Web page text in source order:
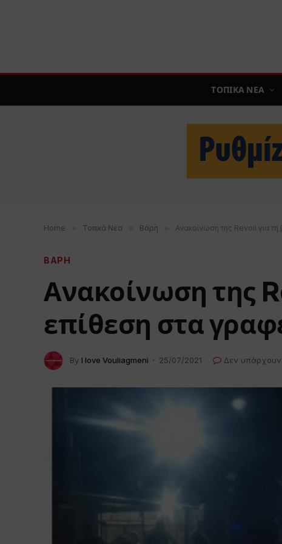
ΤΟΠΙΚΑ ΝΕΑ
Home » Τοπικά Νέα » Βάρη » Ανακοίνωση της Revoil για τη
ΒΑΡΗ
Ανακοίνωση της
επίθεση στα
By I love Vouliagmeni 25/07/2021 Δεν υπάρχουν